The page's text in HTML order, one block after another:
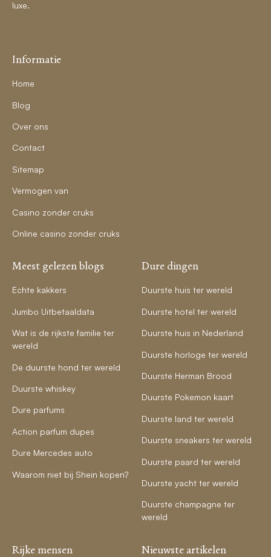
luxe.
Informatie
Home
Blog
Over ons
Contact
Sitemap
Vermogen van
Casino zonder cruks
Online casino zonder cruks
Meest gelezen blogs
Echte kakkers
Jumbo Uitbetaaldata
Wat is de rijkste familie ter
wereld
De duurste hond ter wereld
Duurste whiskey
Dure parfums
Action parfum dupes
Dure Mercedes auto
Waarom niet bij Shein kopen?
Dure dingen
Duurste huis ter wereld
Duurste hotel ter wereld
Duurste huis in Nederland
Duurste horloge ter wereld
Duurste Herman Brood
Duurste Pokemon kaart
Duurste land ter wereld
Duurste sneakers ter wereld
Duurste paard ter wereld
Duurste yacht ter wereld
Duurste champagne ter
wereld
Rijke mensen Nieuwste artikelen